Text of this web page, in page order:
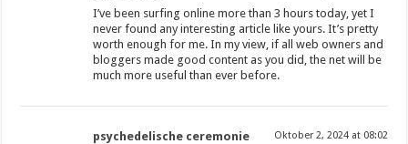
I’ve been surfing online more than 3 hours today, yet I
never found any interesting article like yours. It’s pretty
worth enough for me. In my view, if all web owners and
bloggers made good content as you did, the net will be
much more useful than ever before.
psychedelische ceremonie Oktober 2, 2024 at 08:02